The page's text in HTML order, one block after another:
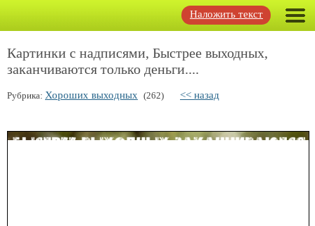
Наложить текст
Картинки с надписями, Быстрее выходных,
заканчиваются только деньги....
Рубрика: Хороших выходных (262) << назад